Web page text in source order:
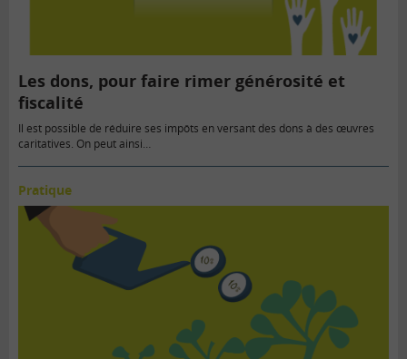
Les dons, pour faire rimer générosité et
fiscalité
Il est possible de réduire ses impôts en versant des dons à des œuvres
caritatives. On peut ainsi…
Pratique